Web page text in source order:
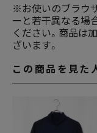
※お使いのブラウ
ーと若干異なる場
ください。商品は
ざいます。
この商品を見た